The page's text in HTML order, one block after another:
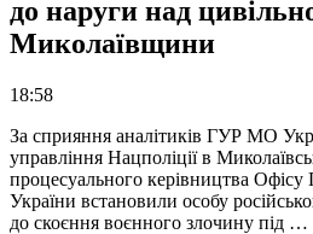
до наруги над
Миколаївщини
18:58
За сприяння аналітиків ГУР МО
управління Нацполіції в
процесуального керівництва Офісу
України встановили особу
до скоєння воєнного злочину під …